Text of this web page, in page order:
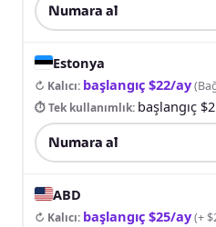
Numara al
Estonya
↻ Kalıcı: başlangıç $22/ay(
⏱ Tek kullanımlık: başlangıç
Numara al
ABD
↻ Kalıcı: başlangıç $25/ay(+